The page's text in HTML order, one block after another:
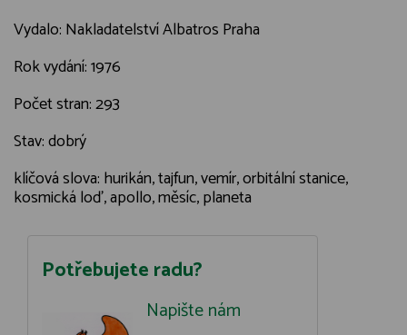
Vydalo: Nakladatelství Albatros Praha
Rok vydání: 1976
Počet stran: 293
Stav: dobrý
klíčová slova: hurikán, tajfun, vemír, orbitální stanice,
kosmická loď, apollo, měsíc, planeta
Potřebujete radu?
Napište nám